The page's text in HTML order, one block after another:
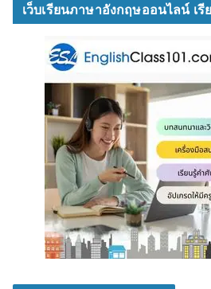
เว็บเรียนภาษาอังกฤษออนไลน์ เรี